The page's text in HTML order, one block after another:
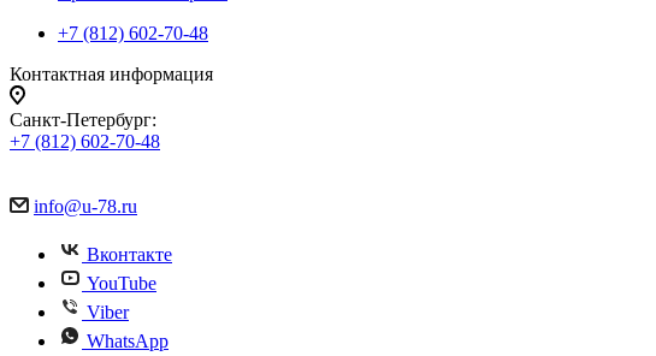
+7 (812) 602-70-48
Контактная информация
Санкт-Петербург:
+7 (812) 602-70-48
info@u-78.ru
Вконтакте
YouTube
Viber
WhatsApp